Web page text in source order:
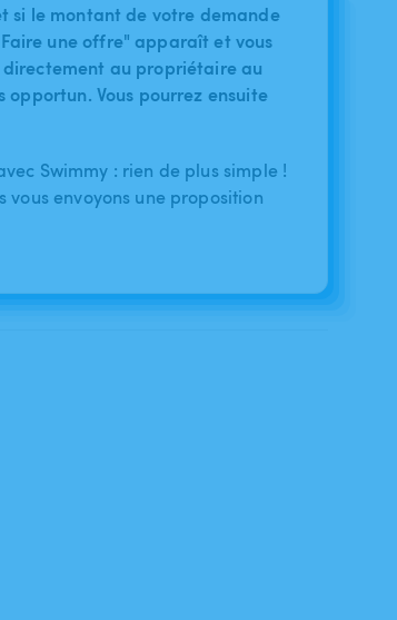
si le montant de votre demande
une offre" apparaît et vous
au propriétaire au
Vous pourrez ensuite
Swimmy : rien de plus simple !
vous envoyons une proposition